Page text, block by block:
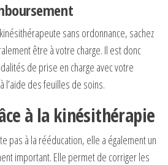
sans ordonnance, sachez
être à votre charge. Il est donc
de prise en charge avec votre
l’aide des feuilles de soins.
à la kinésithérapie
pas à la rééducation, elle a également un
important. Elle permet de corriger les